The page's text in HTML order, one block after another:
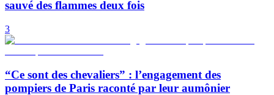
sauvé des flammes deux fois
3
“Ce sont des chevaliers” : l’engagement des
pompiers de Paris raconté par leur aumônier